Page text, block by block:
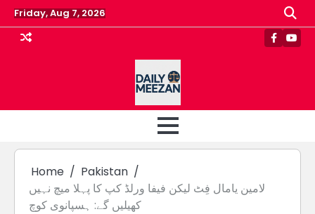
Skip
to
content
Friday, Aug 7, 2026
Home
Pakistan
لامین یامال فِٹ لیکن فیفا ورلڈ کپ کا پہلا میچ نہیں
کھیلیں گے: ہسپانوی کوچ